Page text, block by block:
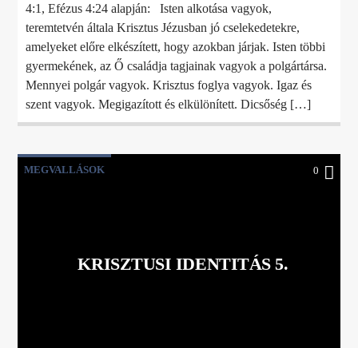
4:1, Efézus 4:24 alapján: Isten alkotása vagyok,
teremtetvén általa Krisztus Jézusban jó cselekedetekre,
amelyeket előre elkészített, hogy azokban járjak. Isten többi
gyermekének, az Ő családja tagjainak vagyok a polgártársa.
Mennyei polgár vagyok. Krisztus foglya vagyok. Igaz és
szent vagyok. Megigazított és elkülönített. Dicsőség […]
MEGVALLÁSOK 0
KRISZTUSI IDENTITÁS 5.